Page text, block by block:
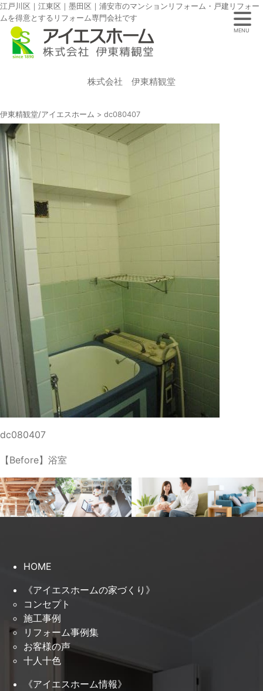
江戸川区｜江東区｜墨田区｜浦安市のマンションリフォーム・戸建リフォー
ムを得意とするリフォーム専門会社です
株式会社 伊東精観堂
伊東精観堂/アイエスホーム > dc080407
dc080407
【Before】浴室
MENU
HOME
《アイエスホームの家づくり》
コンセプト
施工事例
リフォーム事例集
お客様の声
十人十色
《アイエスホーム情報》